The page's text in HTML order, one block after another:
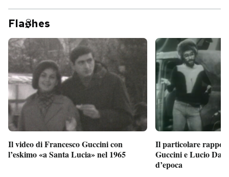
Fla hes
Il video di Francesco Guccini con
l’eskimo «a Santa Lucia» nel 1965
Il particolare
Guccini e Lucio
d’epoca